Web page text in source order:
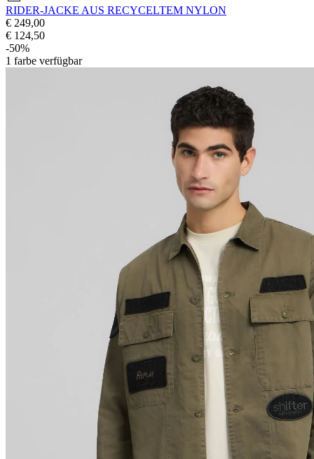
RIDER-JACKE AUS RECYCELTEM NYLON
€ 249,00
€ 124,50
-50%
1 farbe verfügbar